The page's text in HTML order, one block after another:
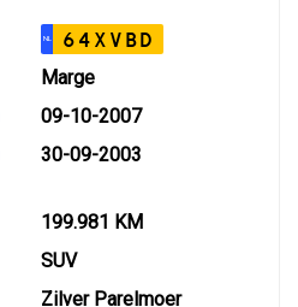
NL 64XVBD
Marge
09-10-2007
30-09-2003
199.981 KM
SUV
Zilver Parelmoer